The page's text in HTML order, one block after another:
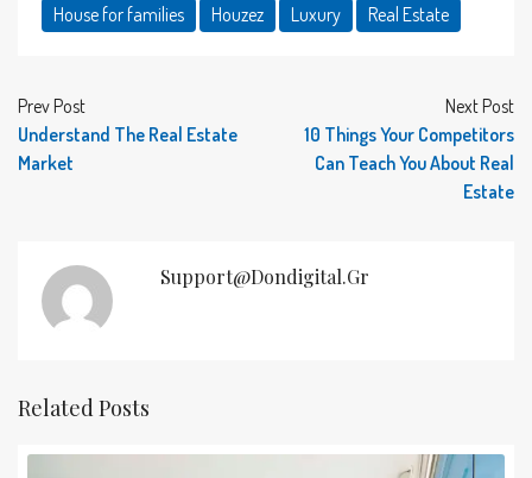
House for families
Houzez Luxury Real Estate
Prev Post
Understand The Real Estate
Market
Next Post
10 Things Your Competitors
Can Teach You About Real
Estate
Support@dondigital.gr
Related Posts